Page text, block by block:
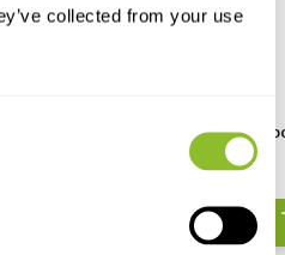
collected from your use
Euromex Nylon
(56 x 29 x 23 cm)